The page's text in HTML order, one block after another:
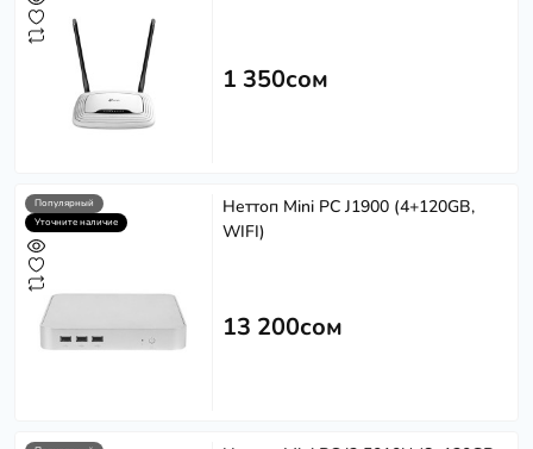
1 350сом
Популярный
Уточните наличие
Неттоп Mini PC J1900 (4+120GB,
WIFI)
13 200сом